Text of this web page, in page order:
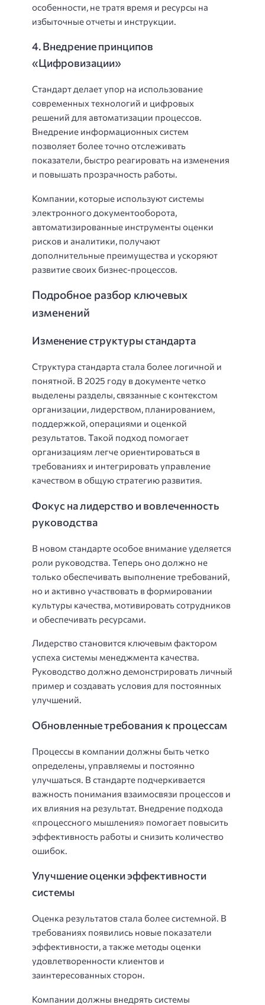
особенности, не тратя время и ресурсы на
избыточные отчеты и инструкции.
4. Внедрение принципов
«Цифровизации»
Стандарт делает упор на использование
современных технологий и цифровых
решений для автоматизации процессов.
Внедрение информационных систем
позволяет более точно отслеживать
показатели, быстро реагировать на изменения
и повышать прозрачность работы.
Компании, которые используют системы
электронного документооборота,
автоматизированные инструменты оценки
рисков и аналитики, получают
дополнительные преимущества и ускоряют
развитие своих бизнес-процессов.
Подробное разбор ключевых
изменений
Изменение структуры стандарта
Структура стандарта стала более логичной и
понятной. В 2025 году в документе четко
выделены разделы, связанные с контекстом
организации, лидерством, планированием,
поддержкой, операциями и оценкой
результатов. Такой подход помогает
организациям легче ориентироваться в
требованиях и интегрировать управление
качеством в общую стратегию развития.
Фокус на лидерство и вовлеченность
руководства
В новом стандарте особое внимание уделяется
роли руководства. Теперь оно должно не
только обеспечивать выполнение требований,
но и активно участвовать в формировании
культуры качества, мотивировать сотрудников
и обеспечивать ресурсами.
Лидерство становится ключевым фактором
успеха системы менеджмента качества.
Руководство должно демонстрировать личный
пример и создавать условия для постоянных
улучшений.
Обновленные требования к процессам
Процессы в компании должны быть четко
определены, управляемы и постоянно
улучшаться. В стандарте подчеркивается
важность понимания взаимосвязи процессов и
их влияния на результат. Внедрение подхода
«процессного мышления» помогает повысить
эффективность работы и снизить количество
ошибок.
Улучшение оценки эффективности
системы
Оценка результатов стала более системной. В
требованиях появились новые показатели
эффективности, а также методы оценки
удовлетворенности клиентов и
заинтересованных сторон.
Компании должны внедрять системы